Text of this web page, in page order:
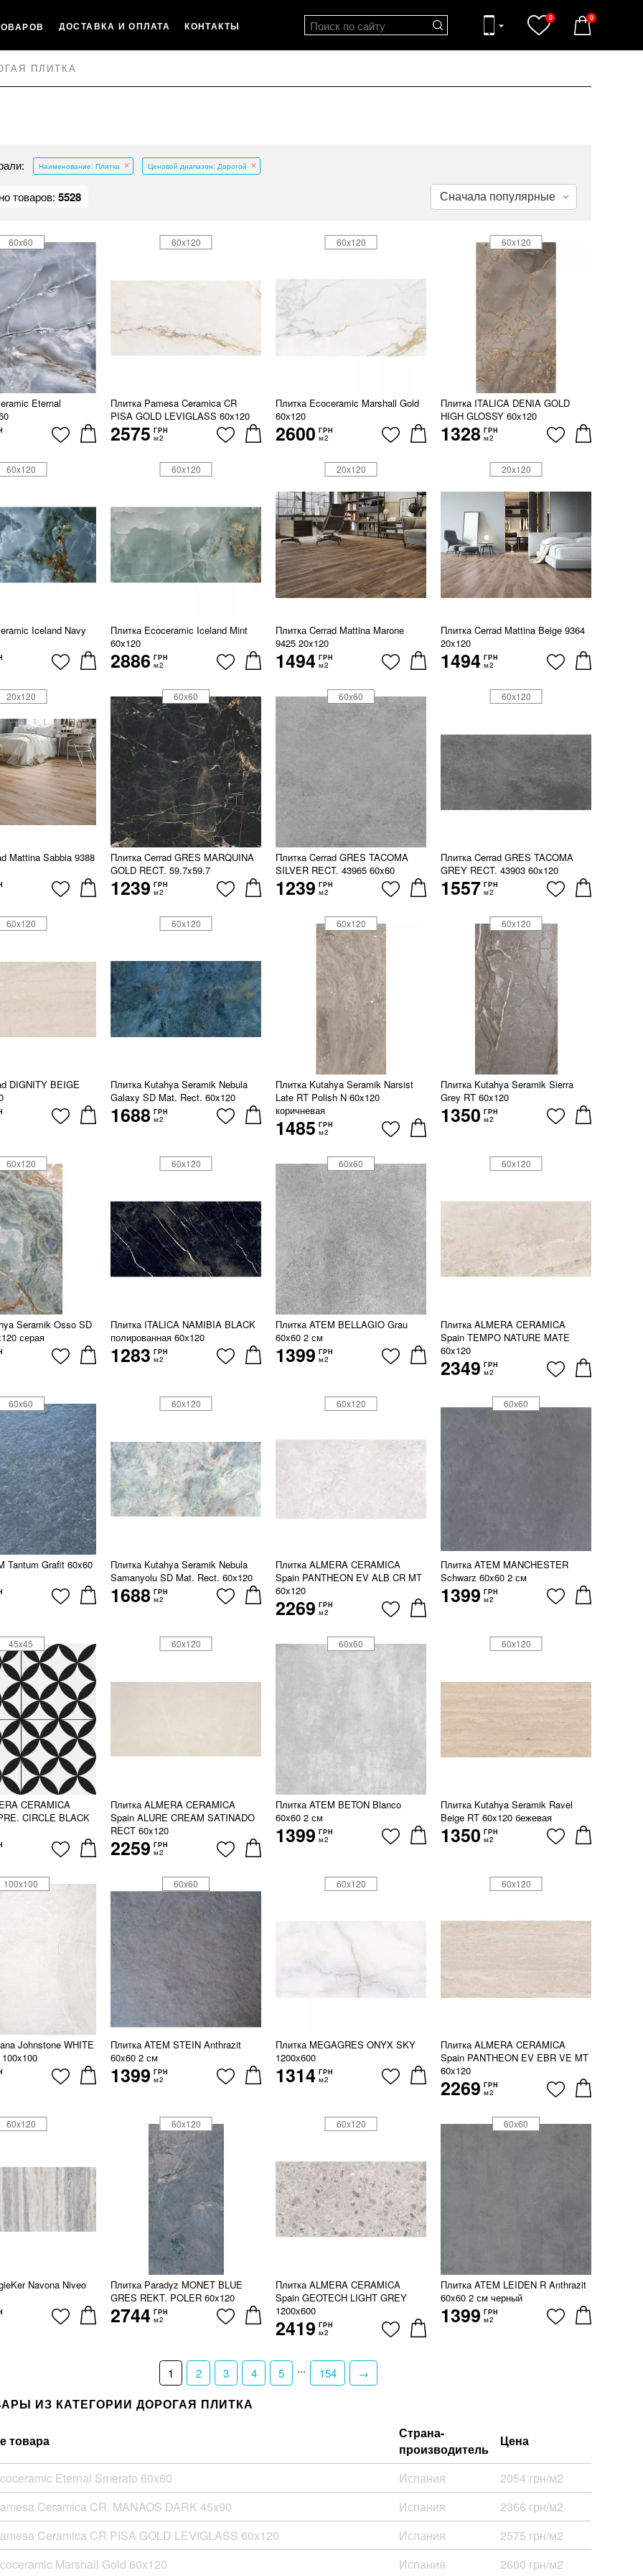
ДОСТАВКА И ОПЛАТА КОНТАКТЫ
0 0
ПЛИТКА
Наименование: Плитка Ценовой диапазон: Дорогой
товаров: 5528
Eternal
60x60
Плитка Pamesa Ceramica CR
PISA GOLD LEVIGLASS 60х120
2575 ГРН
м2
60x120
Плитка Ecoceramic Marshall Gold
60х120
2600 ГРН
м2
60x120
Плитка ITALICA DENIA GOLD
HIGH GLOSSY 60x120
1328 ГРН
м2
60x120
Iceland Navy
60x120
Плитка Ecoceramic Iceland Mint
60х120
2886 ГРН
м2
60x120
Плитка Cerrad Mattina Marone
9425 20x120
1494 ГРН
м2
20x120
Плитка Cerrad Mattina Beige 9364
20x120
1494 ГРН
м2
20x120
Mattina Sabbia 9388
20x120
Плитка Cerrad GRES MARQUINA
GOLD RECT. 59.7x59.7
1239 ГРН
м2
60x60
Плитка Cerrad GRES TACOMA
SILVER RECT. 43965 60x60
1239 ГРН
м2
60x60
Плитка Cerrad GRES TACOMA
GREY RECT. 43903 60x120
1557 ГРН
м2
60x120
DIGNITY BEIGE
60x120
Плитка Kutahya Seramik Nebula
Galaxy SD Mat. Rect. 60x120
1688 ГРН
м2
60x120
Плитка Kutahya Seramik Narsist
Late RT Polish N 60x120
коричневая
1485 ГРН
м2
60x120
Плитка Kutahya Seramik Sierra
Grey RT 60x120
1350 ГРН
м2
60x120
Seramik Osso SD
серая
60x120
Плитка ITALICA NAMIBIA BLACK
полированная 60х120
1283 ГРН
м2
60x120
Плитка ATEM BELLAGIO Grau
60x60 2 см
1399 ГРН
м2
60x60
Плитка ALMERA CERAMICA
Spain TEMPO NATURE MATE
60x120
2349 ГРН
м2
60x120
Tantum Grafit 60x60
60x60
Плитка Kutahya Seramik Nebula
Samanyolu SD Mat. Rect. 60x120
1688 ГРН
м2
60x120
Плитка ALMERA CERAMICA
Spain PANTHEON EV ALB CR MT
60x120
2269 ГРН
м2
60x120
Плитка ATEM MANCHESTER
Schwarz 60x60 2 см
1399 ГРН
м2
60x60
CERAMICA
CIRCLE BLACK
45x45
Плитка ALMERA CERAMICA
Spain ALURE CREAM SATINADO
RECT 60x120
2259 ГРН
м2
60x120
Плитка ATEM BETON Blanco
60x60 2 см
1399 ГРН
м2
60x60
Плитка Kutahya Seramik Ravel
Beige RT 60x120 бежевая
1350 ГРН
м2
60x120
Johnstone WHITE
100x100
Плитка ATEM STEIN Anthrazit
60x60 2 см
1399 ГРН
м2
60x60
Плитка MEGAGRES ONYX SKY
1200x600
1314 ГРН
м2
60x120
Плитка ALMERA CERAMICA
Spain PANTHEON EV EBR VE MT
60x120
2269 ГРН
м2
60x120
Navona Niveo
60x120
Плитка Paradyz MONET BLUE
GRES REKT. POLER 60x120
2744 ГРН
м2
60x120
Плитка ALMERA CERAMICA
Spain GEOTECH LIGHT GREY
1200x600
2419 ГРН
м2
60x120
Плитка ATEM LEIDEN R Anthrazit
60x60 2 см черный
1399 ГРН
м2
60x60
1 2 3 4 5 ... 154 →
ИЗ КАТЕГОРИИ ДОРОГАЯ ПЛИТКА
товара
Страна-
производитель
Цена
Eternal Smerato 60х60 Испания
2054 грн/м2
Ceramica CR. MANAOS DARK 45x90
Испания
2366 грн/м2
Ceramica CR PISA GOLD LEVIGLASS 60х120
Испания
2575 грн/м2
Marshall Gold 60х120
Испания 2600 грн/м2